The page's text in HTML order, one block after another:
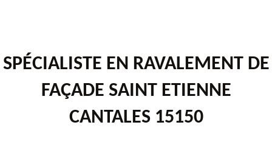
SPÉCIALISTE EN RAVALEMENT DE
FAÇADE SAINT ETIENNE
CANTALES 15150